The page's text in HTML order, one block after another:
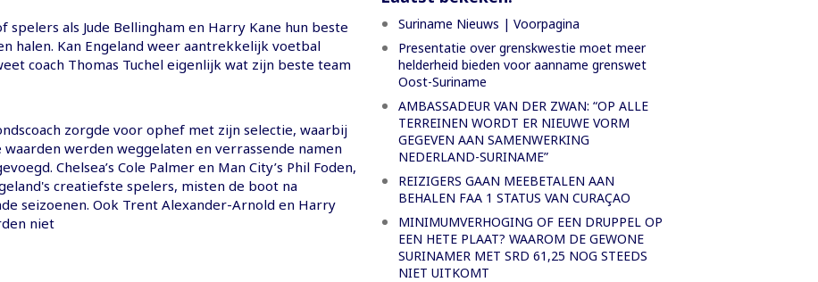
spelers als Jude Bellingham en Harry Kane hun beste
halen. Kan Engeland weer aantrekkelijk voetbal
coach Thomas Tuchel eigenlijk wat zijn beste team
zorgde voor ophef met zijn selectie, waarbij
waarden werden weggelaten en verrassende namen
Chelsea’s Cole Palmer en Man City’s Phil Foden,
creatiefste spelers, misten de boot na
seizoenen. Ook Trent Alexander-Arnold en Harry
niet
Suriname Nieuws | Voorpagina
Presentatie over grenskwestie moet meer
helderheid bieden voor aanname grenswet
Oost-Suriname
AMBASSADEUR VAN DER ZWAN: “OP ALLE
TERREINEN WORDT ER NIEUWE VORM
GEGEVEN AAN SAMENWERKING
NEDERLAND-SURINAME”
REIZIGERS GAAN MEEBETALEN AAN
BEHALEN FAA 1 STATUS VAN CURAÇAO
MINIMUMVERHOGING OF EEN DRUPPEL OP
EEN HETE PLAAT? WAAROM DE GEWONE
SURINAMER MET SRD 61,25 NOG STEEDS
NIET UITKOMT